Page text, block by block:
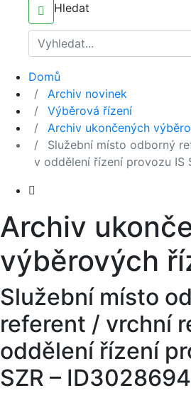
Hledat
Domů
Archiv novinek
Výběrová řízení
Archiv ukončených
Služební místo odborný
v oddělení řízení provozu IS
Archiv
výběrových
Služební místo
referent / vrchní
oddělení řízení
SZR –